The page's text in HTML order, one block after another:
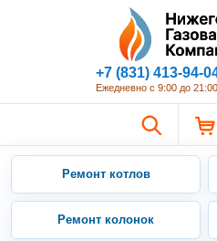
+7 (831) 413-94-
Ежедневно с 9:00 до 21:00
Ремонт котлов
Ремонт колонок